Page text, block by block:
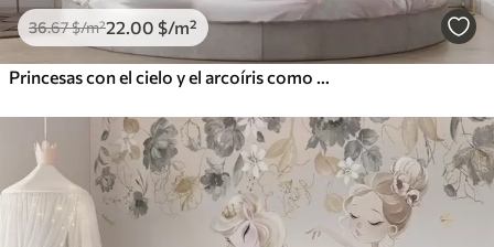
36.67$/m²22 .00 $/m²